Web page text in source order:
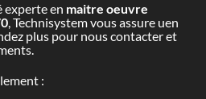
experte en maitre oeuvre
, Technisystem vous assure uen
plus pour nous contacter et
: